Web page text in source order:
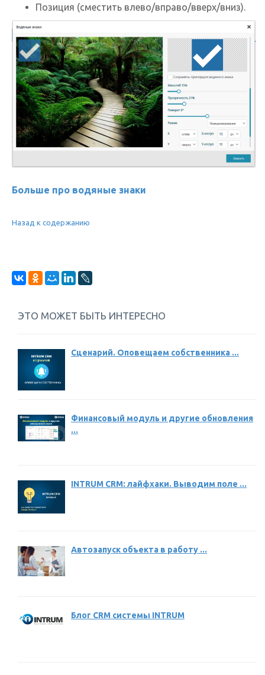
Позиция (сместить влево/вправо/вверх/вниз).
Больше про водяные знаки
Назад к содержанию
ЭТО МОЖЕТ БЫТЬ ИНТЕРЕСНО
Сценарий. Оповещаем собственника ...
Финансовый модуль и другие обновления
...
INTRUM CRM: лайфхаки. Выводим поле ...
Автозапуск объекта в работу ...
Блог CRM системы INTRUM